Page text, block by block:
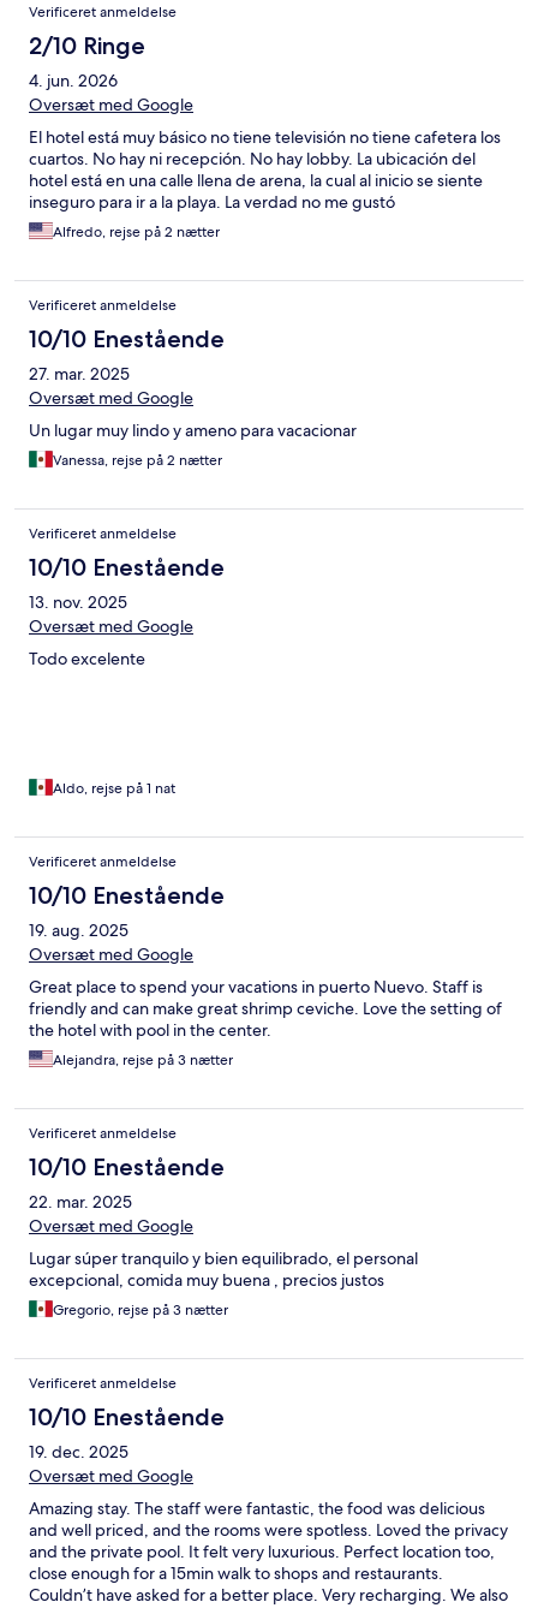
Verificeret anmeldelse
2/10 Ringe
4. jun. 2026
Oversæt med Google
El hotel está muy básico no tiene televisión no tiene cafetera los
cuartos. No hay ni recepción. No hay lobby. La ubicación del
hotel está en una calle llena de arena, la cual al inicio se siente
inseguro para ir a la playa. La verdad no me gustó
Alfredo, rejse på 2 nætter
Verificeret anmeldelse
10/10 Enestående
27. mar. 2025
Oversæt med Google
Un lugar muy lindo y ameno para vacacionar
Vanessa, rejse på 2 nætter
Verificeret anmeldelse
10/10 Enestående
13. nov. 2025
Oversæt med Google
Todo excelente
Aldo, rejse på 1 nat
Verificeret anmeldelse
10/10 Enestående
19. aug. 2025
Oversæt med Google
Great place to spend your vacations in puerto Nuevo. Staff is
friendly and can make great shrimp ceviche. Love the setting of
the hotel with pool in the center.
Alejandra, rejse på 3 nætter
Verificeret anmeldelse
10/10 Enestående
22. mar. 2025
Oversæt med Google
Lugar súper tranquilo y bien equilibrado, el personal
excepcional, comida muy buena , precios justos
Gregorio, rejse på 3 nætter
Verificeret anmeldelse
10/10 Enestående
19. dec. 2025
Oversæt med Google
Amazing stay. The staff were fantastic, the food was delicious
and well priced, and the rooms were spotless. Loved the privacy
and the private pool. It felt very luxurious. Perfect location too,
close enough for a 15min walk to shops and restaurants.
Couldn’t have asked for a better place. Very recharging. We also